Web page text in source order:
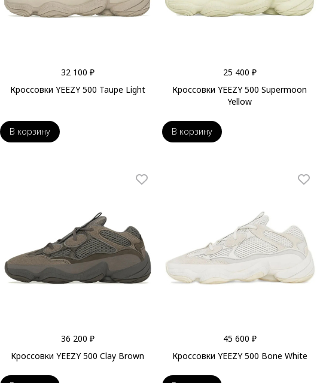
32 100 ₽
Кроссовки YEEZY 500 Taupe Light
В корзину
25 400 ₽
Кроссовки YEEZY 500 Supermoon
Yellow
В корзину
36 200 ₽
Кроссовки YEEZY 500 Clay Brown
45 600 ₽
Кроссовки YEEZY 500 Bone White